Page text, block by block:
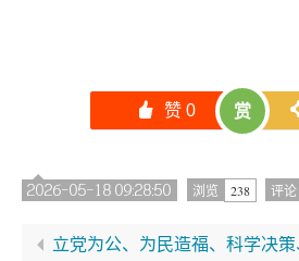
󰄼 赞 0 赏
2026-05-18 09:28:50 浏览 238 评论
立党为公、为民造福、科学决